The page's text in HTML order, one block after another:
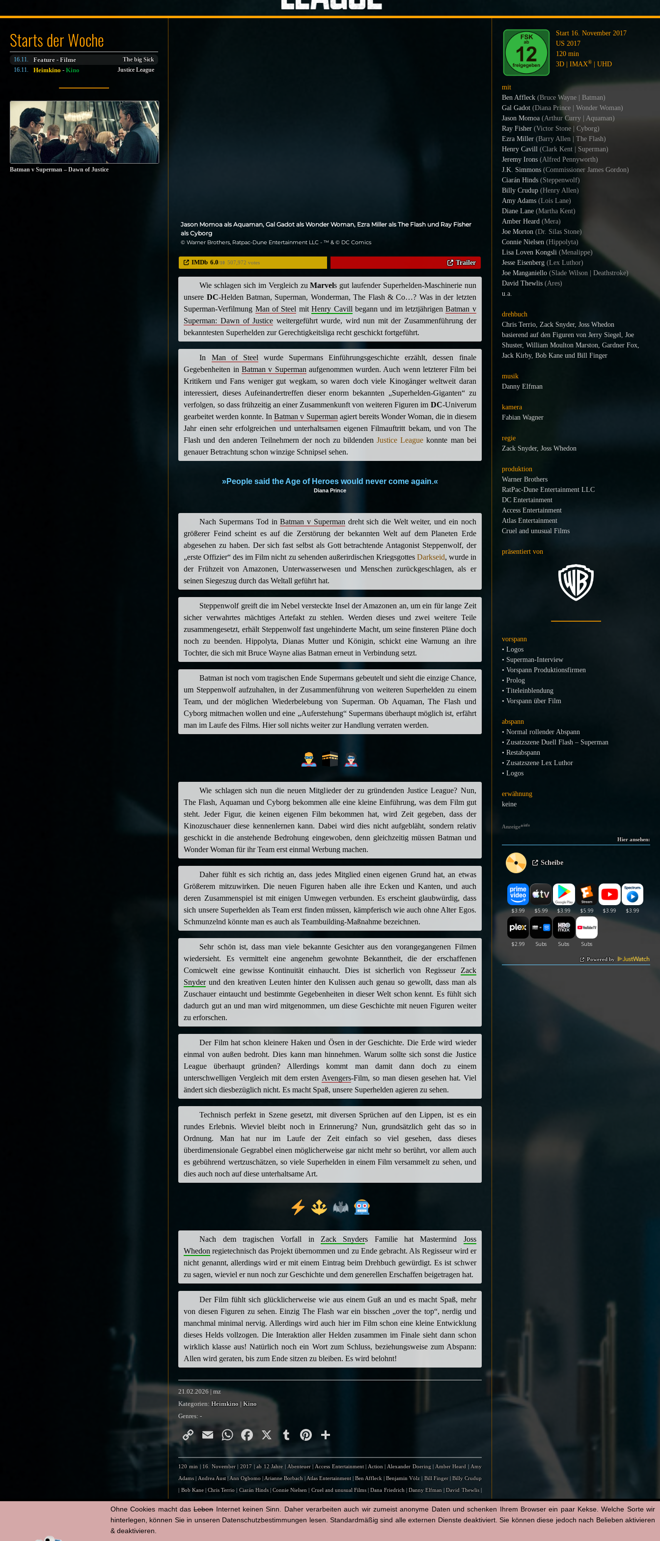
Starts der Woche
The big Sick
Feature - Filme
16.11.
Justice League
Heimkino - Kino
16.11.
Batman v Superman – Dawn of Justice
Jason Momoa als Aquaman, Gal Gadot als Wonder Woman, Ezra Miller als The Flash und Ray Fisher
als Cyborg
© Warner Brothers, Ratpac-Dune Entertainment LLC - ™ & © DC Comics
IMDb 6.0/10 507,972 votes Trailer
Wie schlagen sich im Vergleich zuMarvels gut laufender Superhelden-Maschinerie nun
unsere DC-Helden Batman, Superman, Wonderman, The Flash & Co…? Was in der letzten
Superman-Verfilmung Man of Steel mitHenry Cavill begann und im letztjährigenBatman v
Superman: Dawn of Justice weitergeführt wurde, wird nun mit der Zusammenführung der
bekanntesten Superhelden zur Gerechtigkeitsliga recht geschickt fortgeführt.
In Man of Steel wurde Supermans Einführungsgeschichte erzählt, dessen finale
Gegebenheiten in Batman v Superman aufgenommen wurden. Auch wenn letzterer Film bei
Kritikern und Fans weniger gut wegkam, so waren doch viele Kinogänger weltweit daran
interessiert, dieses Aufeinandertreffen dieser enorm bekannten „Superhelden-Giganten“ zu
verfolgen, so dass frühzeitig an einer Zusammenkunft von weiteren Figuren im DC-Univerum
gearbeitet werden konnte. InBatman v Superman agiert bereits Wonder Woman, die in diesem
Jahr einen sehr erfolgreichen und unterhaltsamen eigenen Filmauftritt bekam, und von The
Flash und den anderen Teilnehmern der noch zu bildendenJustice League konnte man bei
genauer Betrachtung schon winzige Schnipsel sehen.
»People said the Age of Heroes would never come again.«
Diana Prince
Nach Supermans Tod inBatman v Superman dreht sich die Welt weiter, und ein noch
größerer Feind scheint es auf die Zerstörung der bekannten Welt auf dem Planeten Erde
abgesehen zu haben. Der sich fast selbst als Gott betrachtende Antagonist Steppenwolf, der
„erste Offizier“ des im Film nicht zu sehenden außerirdischen Kriegsgottes Darkseid, wurde in
der Frühzeit von Amazonen, Unterwasserwesen und Menschen zurückgeschlagen, als er
seinen Siegeszug durch das Weltall geführt hat.
Steppenwolf greift die im Nebel versteckte Insel der Amazonen an, um ein für lange Zeit
sicher verwahrtes mächtiges Artefakt zu stehlen. Werden dieses und zwei weitere Teile
zusammengesetzt, erhält Steppenwolf fast ungehinderte Macht, um seine finsteren Pläne doch
noch zu beenden. Hippolyta, Dianas Mutter und Königin, schickt eine Warnung an ihre
Tochter, die sich mit Bruce Wayne alias Batman erneut in Verbindung setzt.
Batman ist noch vom tragischen Ende Supermans gebeutelt und sieht die einzige Chance,
um Steppenwolf aufzuhalten, in der Zusammenführung von weiteren Superhelden zu einem
Team, und der möglichen Wiederbelebung von Superman. Ob Aquaman, The Flash und
Cyborg mitmachen wollen und eine „Auferstehung“ Supermans überhaupt möglich ist, erfährt
man im Laufe des Films. Hier soll nichts weiter zur Handlung verraten werden.
Wie schlagen sich nun die neuen Mitglieder der zu gründenden Justice League? Nun,
The Flash, Aquaman und Cyborg bekommen alle eine kleine Einführung, was dem Film gut
steht. Jeder Figur, die keinen eigenen Film bekommen hat, wird Zeit gegeben, dass der
Kinozuschauer diese kennenlernen kann. Dabei wird dies nicht aufgebläht, sondern relativ
geschickt in die anstehende Bedrohung eingewoben, denn gleichzeitig müssen Batman und
Wonder Woman für ihr Team erst einmal Werbung machen.
Daher fühlt es sich richtig an, dass jedes Mitglied einen eigenen Grund hat, an etwas
Größerem mitzuwirken. Die neuen Figuren haben alle ihre Ecken und Kanten, und auch
deren Zusammenspiel ist mit einigen Umwegen verbunden. Es erscheint glaubwürdig, dass
sich unsere Superhelden als Team erst finden müssen, kämpferisch wie auch ohne Alter Egos.
Schmunzelnd könnte man es auch als Teambuilding-Maßnahme bezeichnen.
Sehr schön ist, dass man viele bekannte Gesichter aus den vorangegangenen Filmen
wiedersieht. Es vermittelt eine angenehm gewohnte Bekanntheit, die der erschaffenen
Comicwelt eine gewisse Kontinuität einhaucht. Dies ist sicherlich von Regisseur Zack
Snyderund den kreativen Leuten hinter den Kulissen auch genau so gewollt, dass man als
Zuschauer eintaucht und bestimmte Gegebenheiten in dieser Welt schon kennt. Es fühlt sich
dadurch gut an und man wird mitgenommen, um diese Geschichte mit neuen Figuren weiter
zu erforschen.
Der Film hat schon kleinere Haken und Ösen in der Geschichte. Die Erde wird wieder
einmal von außen bedroht. Dies kann man hinnehmen. Warum sollte sich sonst die Justice
League überhaupt gründen? Allerdings kommt man damit dann doch zu einem
unterschwelligen Vergleich mit dem ersten Avengers-Film, so man diesen gesehen hat. Viel
ändert sich diesbezüglich nicht. Es macht Spaß, unsere Superhelden agieren zu sehen.
Technisch perfekt in Szene gesetzt, mit diversen Sprüchen auf den Lippen, ist es ein
rundes Erlebnis. Wieviel bleibt noch in Erinnerung? Nun, grundsätzlich geht das so in
Ordnung. Man hat nur im Laufe der Zeit einfach so viel gesehen, dass dieses
überdimensionale Gegrabbel einen möglicherweise gar nicht mehr so berührt, vor allem auch
es gebührend wertzuschätzen, so viele Superhelden in einem Film versammelt zu sehen, und
dies auch noch auf diese unterhaltsame Art.
Nach dem tragischen Vorfall in Zack Snyders Familie hat Mastermind Joss
Whedon regietechnisch das Projekt übernommen und zu Ende gebracht. Als Regisseur wird er
nicht genannt, allerdings wird er mit einem Eintrag beim Drehbuch gewürdigt. Es ist schwer
zu sagen, wieviel er nun noch zur Geschichte und dem generellen Erschaffen beigetragen hat.
Der Film fühlt sich glücklicherweise wie aus einem Guß an und es macht Spaß, mehr
von diesen Figuren zu sehen. Einzig The Flash war ein bisschen „over the top“, nerdig und
manchmal minimal nervig. Allerdings wird auch hier im Film schon eine kleine Entwicklung
dieses Helds vollzogen. Die Interaktion aller Helden zusammen im Finale sieht dann schon
wirklich klasse aus! Natürlich noch ein Wort zum Schluss, beziehungsweise zum Abspann:
Allen wird geraten, bis zum Ende sitzen zu bleiben. Es wird belohnt!
21.02.2026 | mz
Kategorien:Heimkino |Kino
Genres:-
CopyEmailWhatsApp
Facebook
X TumblrPinterest
120 min | 16. November|2017 |ab 12 Jahre | Abenteuer| Access Entertainment| Action | Alexander Doering | Amber Heard | Amy
Adams | Andrea Aust|Ann Ogbomo | Arianne Borbach |Atlas Entertainment |Ben Affleck |Benjamin Völz | Bill Finger| Billy Crudup
| Bob Kane|Chris Terrio | Ciarán Hinds|Connie Nielsen | Cruel and unusual Films |Dana Friedrich | Danny Elfman |David Thewlis|
DC|DC Entertainment|Diane Lane|Ezra Miller|Fabian Wagner|Fantasy|Feature|Film|Gal Gadot|Gardner Fox|Giuliana
Jakobeit|Henry Cavill|J.K. Simmons|Jack Kirby|Jan Spitzer|Jason Momoa|Jeremy Irons |Jerry Siegel |Jesse Eisenberg|Joe
Joss Whedon Justice League
Start 16. November 2017
US 2017
120 min
3D | IMAX®| UHD
mit
Ben Affleck(Bruce Wayne | Batman)
Gal Gadot(Diana Prince | Wonder Woman)
Jason Momoa(Arthur Curry | Aquaman)
Ray Fisher(Victor Stone | Cyborg)
Ezra Miller(Barry Allen | The Flash)
Henry Cavill(Clark Kent | Superman)
Jeremy Irons(Alfred Pennyworth)
J.K. Simmons(Commissioner James Gordon)
Ciarán Hinds(Steppenwolf)
Billy Crudup(Henry Allen)
Amy Adams(Lois Lane)
Diane Lane(Martha Kent)
Amber Heard(Mera)
Joe Morton(Dr. Silas Stone)
Connie Nielsen(Hippolyta)
Lisa Loven Kongsli(Menalippe)
Jesse Eisenberg(Lex Luthor)
Joe Manganiello(Slade Wilson | Deathstroke)
David Thewlis(Ares)
u.a.
drehbuch
Chris Terrio, Zack Snyder, Joss Whedon
basierend auf den Figuren von Jerry Siegel, Joe
Shuster, William Moulton Marston, Gardner Fox,
Jack Kirby, Bob Kane und Bill Finger
musik
Danny Elfman
kamera
Fabian Wagner
regie
Zack Snyder, Joss Whedon
produktion
Warner Brothers
RatPac-Dune Entertainment LLC
DC Entertainment
Access Entertainment
Atlas Entertainment
Cruel and unusual Films
präsentiert von
vorspann
• Logos
• Superman-Interview
• Vorspann Produktionsfirmen
• Prolog
• Titeleinblendung
• Vorspann über Film
abspann
• Normal rollender Abspann
• Zusatzszene Duell Flash – Superman
• Restabspann
• Zusatzszene Lex Luthor
• Logos
erwähnung
keine
Anzeige*info
Hier ansehen:
Scheibe
Powered by
Ohne Cookies macht dasLebenInternet keinen Sinn. Daher verarbeiten auch wir zumeist anonyme Daten und schenken Ihrem Browser ein paar Kekse. Welche Sorte wir
hinterlegen, können Sie in unseren Datenschutzbestimmungen lesen. Standardmäßig sind alle externen Dienste deaktiviert. Sie können diese jedoch nach Belieben aktivieren
& deaktivieren.